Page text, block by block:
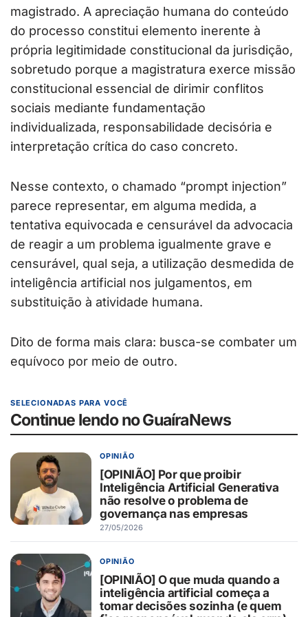
magistrado. A apreciação humana do conteúdo
do processo constitui elemento inerente à
própria legitimidade constitucional da jurisdição,
sobretudo porque a magistratura exerce missão
constitucional essencial de dirimir conflitos
sociais mediante fundamentação
individualizada, responsabilidade decisória e
interpretação crítica do caso concreto.
Nesse contexto, o chamado “prompt injection”
parece representar, em alguma medida, a
tentativa equivocada e censurável da advocacia
de reagir a um problema igualmente grave e
censurável, qual seja, a utilização desmedida de
inteligência artificial nos julgamentos, em
substituição à atividade humana.
Dito de forma mais clara: busca-se combater um
equívoco por meio de outro.
SELECIONADAS PARA VOCÊ
Continue lendo no GuaíraNews
OPINIÃO
[OPINIÃO] Por que proibir
Inteligência Artificial Generativa
não resolve o problema de
governança nas empresas
27/05/2026
OPINIÃO
[OPINIÃO] O que muda quando a
inteligência artificial começa a
tomar decisões sozinha (e quem